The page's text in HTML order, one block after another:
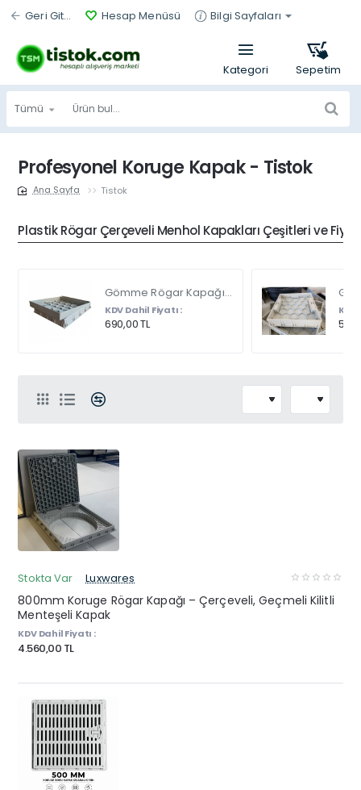
Geri Git... Hesap Menüsü Bilgi Sayfaları
Tümü
Ürün
bul...
Profesyonel Koruge Kapak - Tistok
Tistok
Plastik Rögar Çerçeveli Menhol Kapakları Çeşitleri ve
Gömme Rögar Kapağı - Seramik - Fayans Ve Mermer Zeminlerde - Gizli Çerçeve Kapak Çift Kulplu 45 X 45
KDV Dahil Fiyatı :
690,00 TL
KDV
Stokta Var Luxwares
800mm Koruge Rögar Kapağı – Çerçeveli, Geçmeli Kilitli
Menteşeli Kapak
KDV Dahil Fiyatı :
4.560,00 TL